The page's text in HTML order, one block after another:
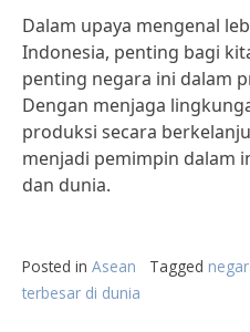
Dalam upaya mengenal
Indonesia, penting bagi
penting negara ini dalam
Dengan menjaga
produksi secara
menjadi pemimpin dalam
dan dunia.
Posted in Asean Tagged
terbesar di dunia